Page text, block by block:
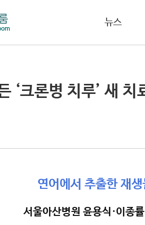
뉴스
‘크론병 치루’ 새 치
연어에서 추출한 재
서울아산병원 윤용식·이종